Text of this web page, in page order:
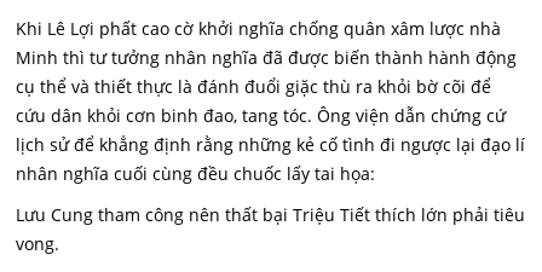
Khi Lê Lợi phất cao cờ khởi nghĩa chống quân xâm lược nhà
Minh thì tư tưởng nhân nghĩa đã được biến thành hành động
cụ thể và thiết thực là đánh đuổi giặc thù ra khỏi bờ cõi để
cứu dân khỏi cơn binh đao, tang tóc. Ông viện dẫn chứng cứ
lịch sử để khẳng định rằng những kẻ cố tình đi ngược lại đạo lí
nhân nghĩa cuối cùng đều chuốc lấy tai họa:
Lưu Cung tham công nên thất bại Triệu Tiết thích lớn phải tiêu
vong.